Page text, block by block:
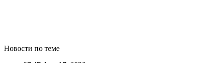
Новости по теме